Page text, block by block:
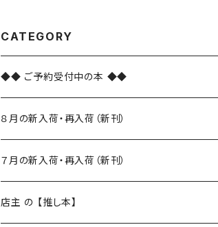
CATEGORY
◆◆ ご予約受付中の本 ◆◆
８月の新入荷・再入荷（新刊）
新入荷
再入荷
７月の新入荷・再入荷（新刊）
新入荷
店主 の 【推し本】